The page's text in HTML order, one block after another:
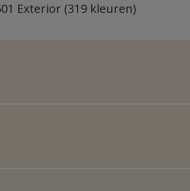
Sikkens Kleurselectie Witten
Exterior (319 kleuren)